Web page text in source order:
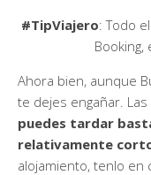
#TipViajero: Todo
Booking,
Ahora bien, aunque
te dejes engañar.
puedes tardar
relativamente
alojamiento, tenlo en